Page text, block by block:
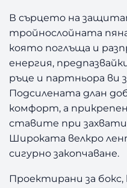
В сърцето на
тройнослойната
която поглъща и
енергия,
ръце и партньора ви
Подсилената длан
комфорт, а
ставите при захвати
Широката велкро
сигурно закопчаване.
Проектирани за